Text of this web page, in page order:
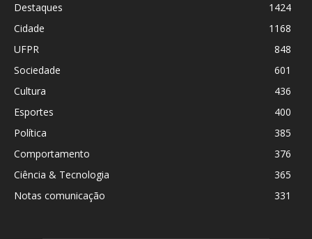
Destaques
1424
Cidade
1168
UFPR
848
Sociedade
601
Cultura
436
Esportes
400
Política
385
Comportamento
376
Ciência & Tecnologia
365
Notas comunicação
331